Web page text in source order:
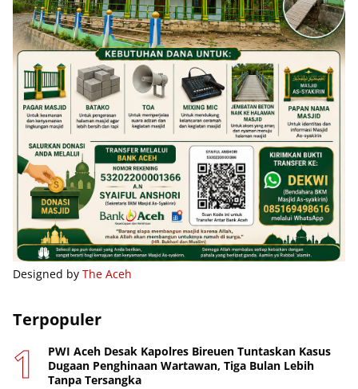
Designed by The Aceh
Terpopuler
PWI Aceh Desak Kapolres Bireuen Tuntaskan Kasus
Dugaan Penghinaan Wartawan, Tiga Bulan Lebih
Tanpa Tersangka